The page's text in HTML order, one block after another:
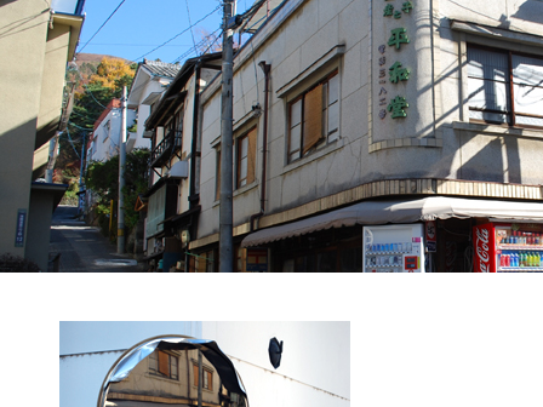
イベント案内
ツール・ド・美ヶ原
たいまつ祭り
新そば祭り
アサマップ
おすすめの宿案内
お茶とお散歩案内